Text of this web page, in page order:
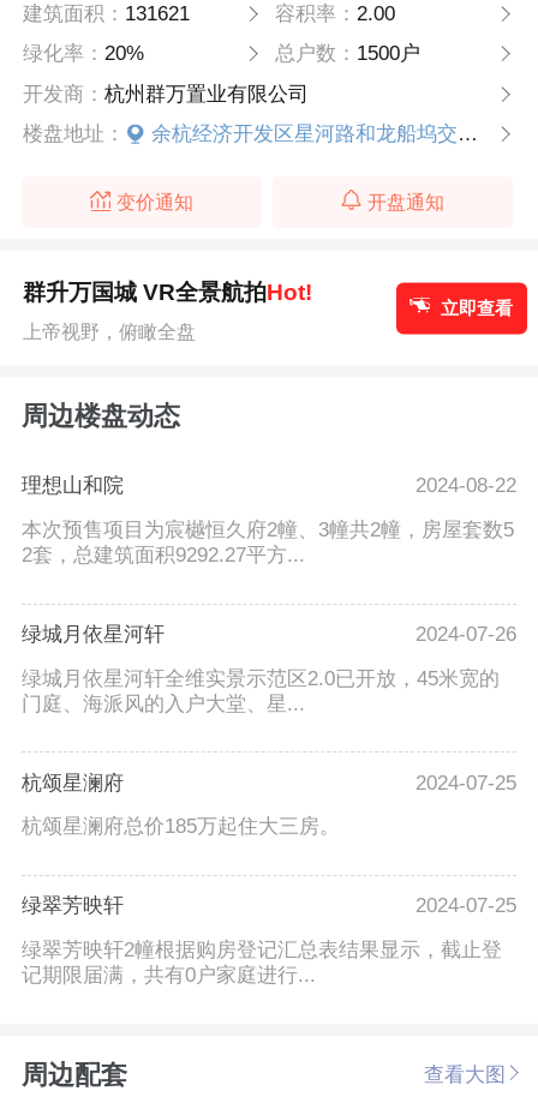
建筑面积： 131621 容积率： 2.00
绿化率：20% 总户数： 1500户
开发商：杭州群万置业有限公司
楼盘地址：
余杭经济开发区星河路和龙船坞交叉口
变价通知 开盘通知
群升万国城 VR全景航拍Hot!
上帝视野，俯瞰全盘
立即查看
周边楼盘动态
理想山和院
2024-08-22
本次预售项目为宸樾恒久府2幢、3幢共2幢，房屋套数5
2套，总建筑面积9292.27平方...
绿城月依星河轩
2024-07-26
绿城月依星河轩全维实景示范区2.0已开放，45米宽的
门庭、海派风的入户大堂、星...
杭颂星澜府
2024-07-25
杭颂星澜府总价185万起住大三房。
绿翠芳映轩
2024-07-25
绿翠芳映轩2幢根据购房登记汇总表结果显示，截止登
记期限届满，共有0户家庭进行...
周边配套 查看大图